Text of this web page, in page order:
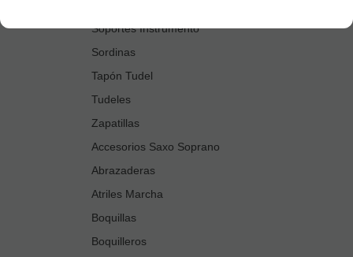
Soportes Instrumento
Sordinas
Tapón Tudel
Tudeles
Zapatillas
Accesorios Saxo Soprano
Abrazaderas
Atriles Marcha
Boquillas
Boquilleros